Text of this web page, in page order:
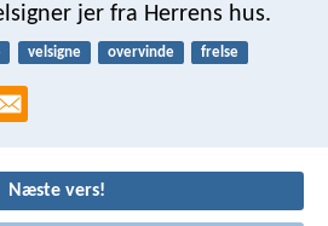
jer fra Herrens hus.
velsigne overvinde frelse
Næste vers!